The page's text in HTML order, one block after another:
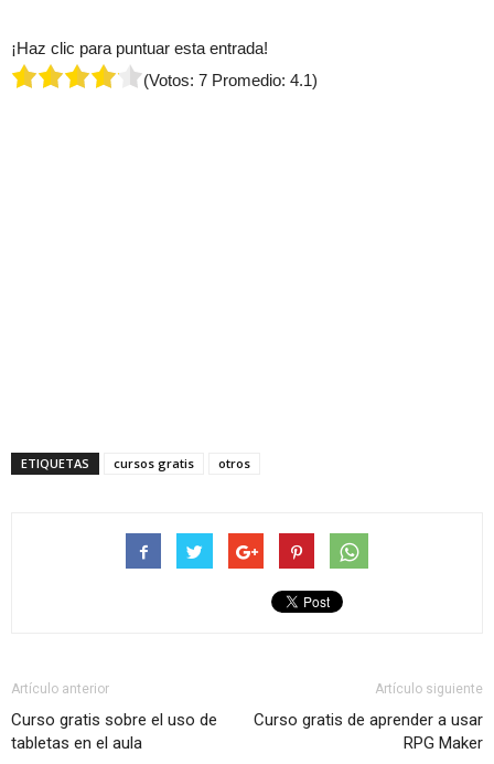
¡Haz clic para puntuar esta entrada!
(Votos: 7 Promedio: 4.1)
ETIQUETAS cursos gratis otros
Artículo anterior
Curso gratis sobre el uso de
tabletas en el aula
Artículo siguiente
Curso gratis de aprender a usar
RPG Maker